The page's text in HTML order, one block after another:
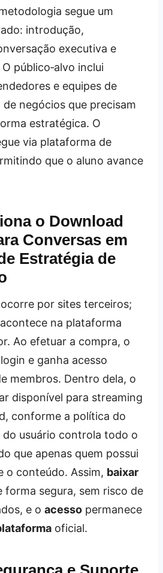
segue um
introdução,
executiva e
público‑alvo inclui
e equipes de
negócios que precisam
estratégica. O
via plataforma de
que o aluno avance
o Download
Conversas em
Estratégia de
por sites terceiros;
na plataforma
Ao efetuar a compra, o
e ganha acesso
membros. Dentro dela, o
disponível para streaming
conforme a política do
usuário controla todo o
que apenas quem possui
o conteúdo. Assim, baixar
forma segura, sem risco de
e o acesso permanece
oficial.